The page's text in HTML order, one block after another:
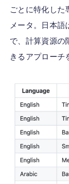
ごとに特化した
メータ。日本語
で、計算資源の
きるアプローチ